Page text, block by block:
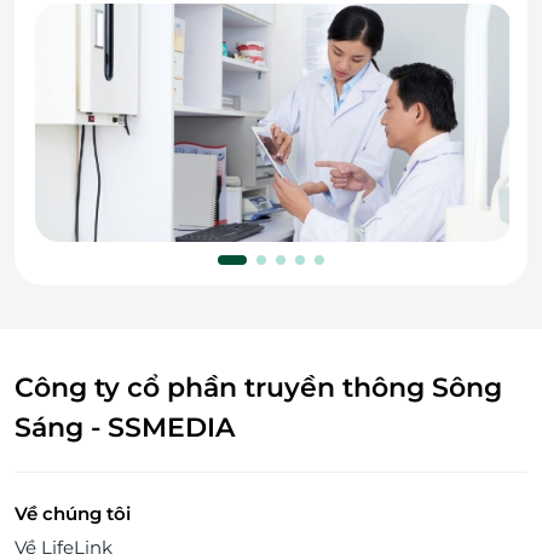
Công ty cổ phần truyền thông Sông
Sáng - SSMEDIA
Về chúng tôi
Về LifeLink